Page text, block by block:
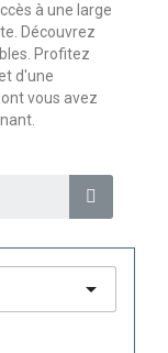
à une large
Découvrez
Profitez
d'une
vous avez
